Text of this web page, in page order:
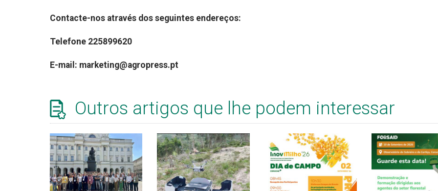
Contacte-nos através dos seguintes endereços:
Telefone 225899620
E-mail: marketing@agropress.pt
Outros artigos que lhe podem interessar